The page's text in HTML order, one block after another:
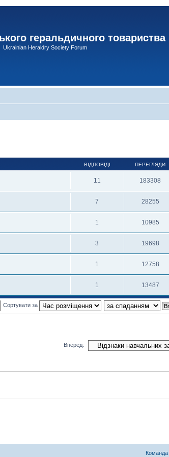
геральдичного товариства
Ukrainian Heraldry Society Forum
ВІДПОВІДІ ПЕРЕГЛЯДИ
11 183308
7 28255
1 10985
3 19698
1 12758
1 13487
Сортувати за
Вперед:
Команда